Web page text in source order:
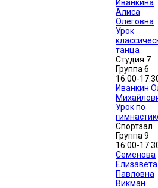
Иванкина
Алиса
Олеговна
Урок
танца
Студия 7
Группа 6
16:00-
Иванкин
Урок по
Спортзал
Группа 9
16:00-
Семенова
Елизавета
Павловна
Викман